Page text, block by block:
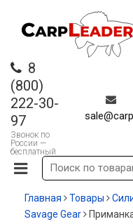
8
(800)
222-30-
97
Звонок по
России —
бесплатный
Главная Товары
Savage Gear